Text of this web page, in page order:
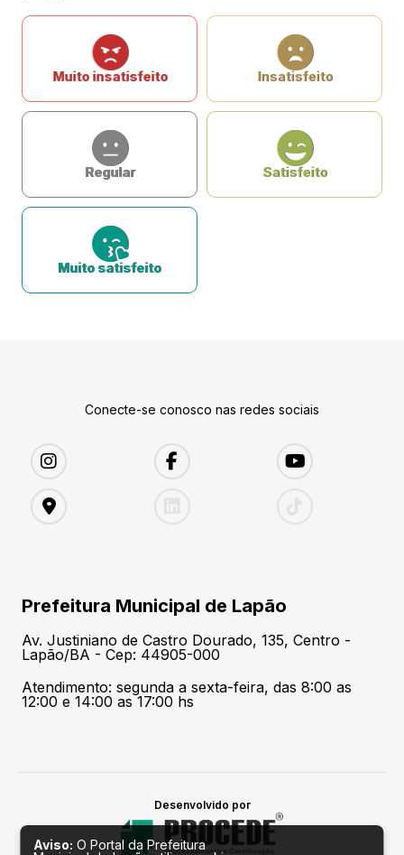
Muito insatisfeito Insatisfeito
Regular Satisfeito
Muito satisfeito
Conecte-se conosco nas redes sociais
Prefeitura Municipal de Lapão
Av. Justiniano de Castro Dourado, 135, Centro -
Lapão/BA - Cep: 44905-000
Atendimento: segunda a sexta-feira, das 8:00 as
12:00 e 14:00 as 17:00 hs
Desenvolvido por
Aviso: O Portal da Prefeitura